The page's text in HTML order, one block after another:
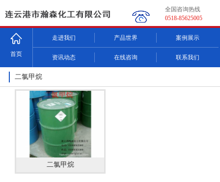
全国咨询热线
0518-85625005
首页
走进我们 产品世界 案例展示
资讯动态 在线咨询 联系我们
二氯甲烷
二氯甲烷